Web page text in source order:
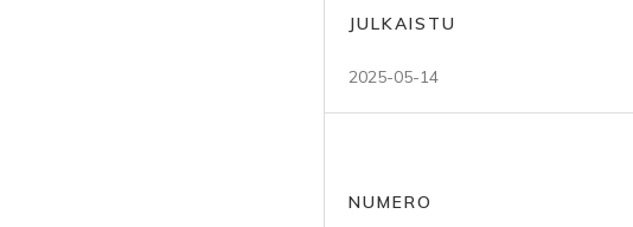
JULKAISTU
2025-05-14
NUMERO